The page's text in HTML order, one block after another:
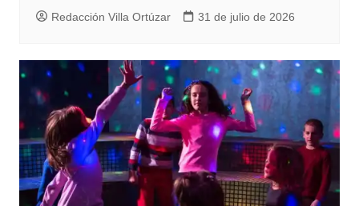
Redacción Villa Ortúzar 31 de julio de 2026